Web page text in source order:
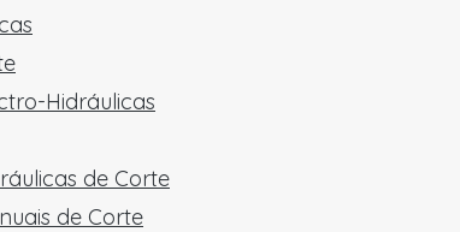
Hidráulicas
de Corte
de Corte